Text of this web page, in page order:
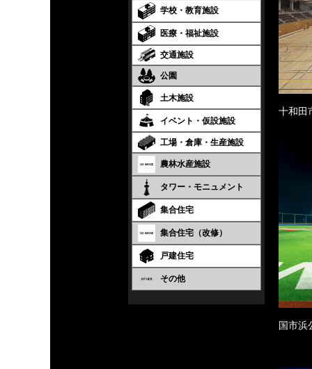
学校・教育施設
医療・福祉施設
交通施設
公園
土木施設
イベント・仮設施設
工場・倉庫・生産施設
農林水産施設
タワー・モニュメント
集合住宅
集合住宅（改修）
戸建住宅
その他
十和田
国市浜